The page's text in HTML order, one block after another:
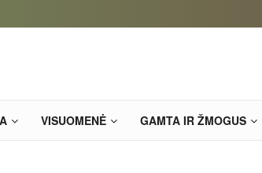
VISUOMENĖ GAMTA IR ŽMOGUS